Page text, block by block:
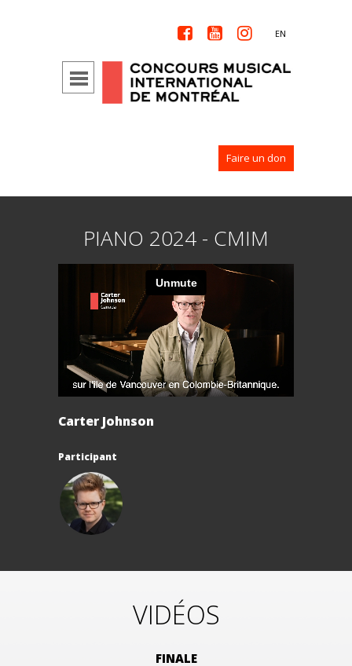
   EN
Faire un don
PIANO 2024 - CMIM
Carter Johnson
Participant
VIDÉOS
FINALE